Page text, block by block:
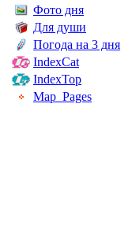
Фото дня
Для души
Погода на 3 дня
IndexCat
IndexTop
Map_Pages